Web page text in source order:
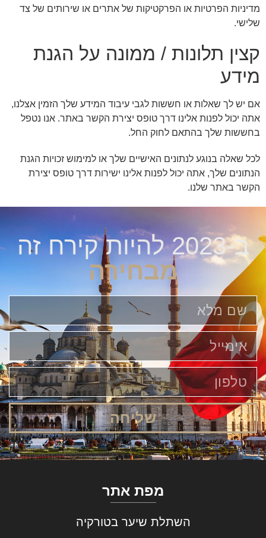
מדיניות הפרטיות או הפרקטיקות של אתרים או שירותים של צד
שלישי.
קצין תלונות / ממונה על הגנת
מידע
אם יש לך שאלות או חששות לגבי עיבוד המידע שלך הזמין אצלנו,
אתה יכול לפנות אלינו דרך טופס יצירת הקשר באתר. אנו נטפל
בחששות שלך בהתאם לחוק החל.
לכל שאלה בנוגע לנתונים האישיים שלך או למימוש זכויות הגנת
הנתונים שלך, אתה יכול לפנות אלינו ישירות דרך טופס יצירת
הקשר באתר שלנו.
ב-2023 להיות קירח זה
מבחירה
שליחה
מפת אתר
השתלת שיער בטורקיה